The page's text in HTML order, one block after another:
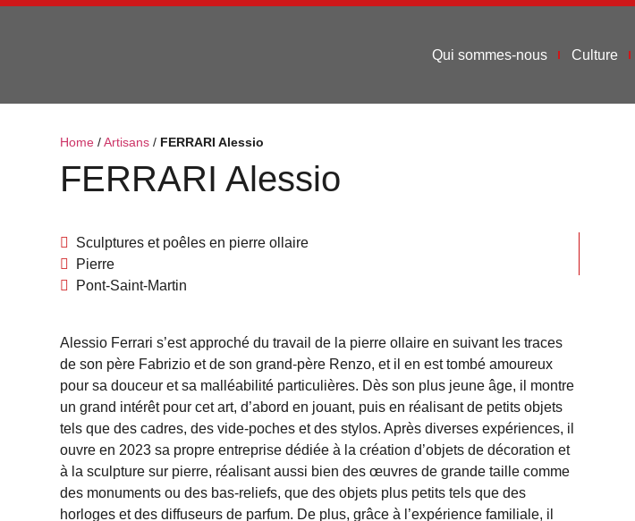
Qui sommes-nous Culture
Home /Artisans / FERRARI Alessio
FERRARI Alessio
Sculptures et poêles en pierre ollaire
Pierre
Pont-Saint-Martin
Alessio Ferrari s’est approché du travail de la pierre ollaire en suivant les traces
de son père Fabrizio et de son grand-père Renzo, et il en est tombé amoureux
pour sa douceur et sa malléabilité particulières. Dès son plus jeune âge, il montre
un grand intérêt pour cet art, d’abord en jouant, puis en réalisant de petits objets
tels que des cadres, des vide-poches et des stylos. Après diverses expériences, il
ouvre en 2023 sa propre entreprise dédiée à la création d’objets de décoration et
à la sculpture sur pierre, réalisant aussi bien des œuvres de grande taille comme
des monuments ou des bas-reliefs, que des objets plus petits tels que des
horloges et des diffuseurs de parfum. De plus, grâce à l’expérience familiale, il